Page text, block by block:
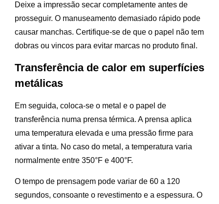
Deixe a impressão secar completamente antes de
prosseguir. O manuseamento demasiado rápido pode
causar manchas. Certifique-se de que o papel não tem
dobras ou vincos para evitar marcas no produto final.
Transferência de calor em superfícies
metálicas
Em seguida, coloca-se o metal e o papel de
transferência numa prensa térmica. A prensa aplica
uma temperatura elevada e uma pressão firme para
ativar a tinta. No caso do metal, a temperatura varia
normalmente entre 350°F e 400°F.
O tempo de prensagem pode variar de 60 a 120
segundos, consoante o revestimento e a espessura. O